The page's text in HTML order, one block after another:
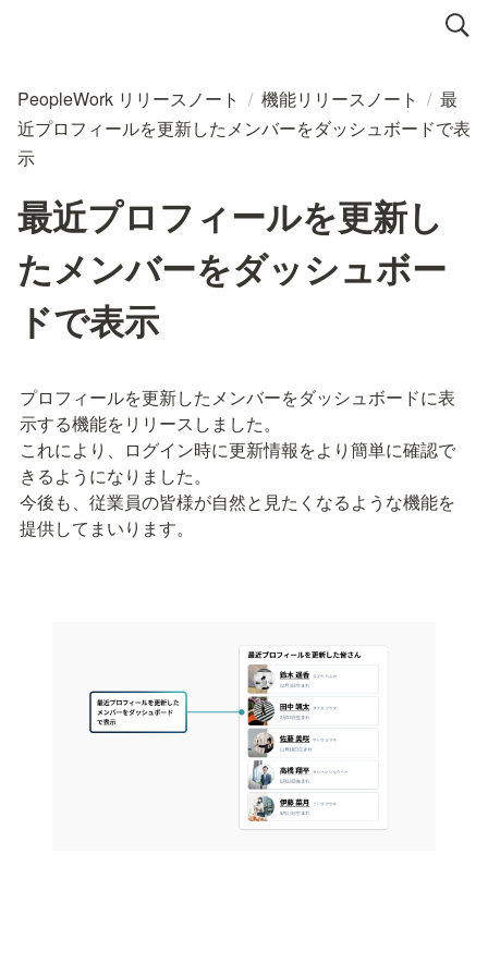
PeopleWork リリースノート / 機能リリースノート / 最
近プロフィールを更新したメンバーをダッシュボードで表
示
最近プロフィールを更新し
たメンバーをダッシュボー
ドで表示
プロフィールを更新したメンバーをダッシュボードに表
示する機能をリリースしました。
これにより、ログイン時に更新情報をより簡単に確認で
きるようになりました。
今後も、従業員の皆様が自然と見たくなるような機能を
提供してまいります。